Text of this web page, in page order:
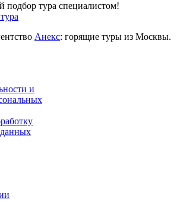
подбор тура специалистом!
Анекс: горящие туры из Москвы.
и